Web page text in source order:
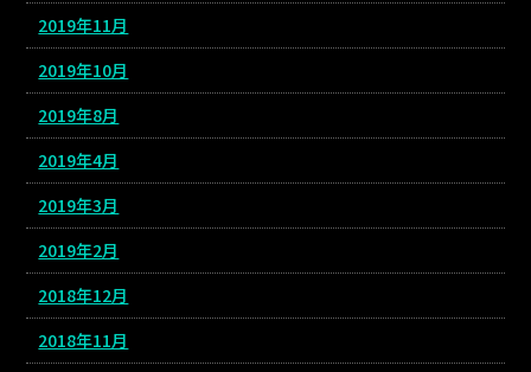
2019年11月
2019年10月
2019年8月
2019年4月
2019年3月
2019年2月
2018年12月
2018年11月